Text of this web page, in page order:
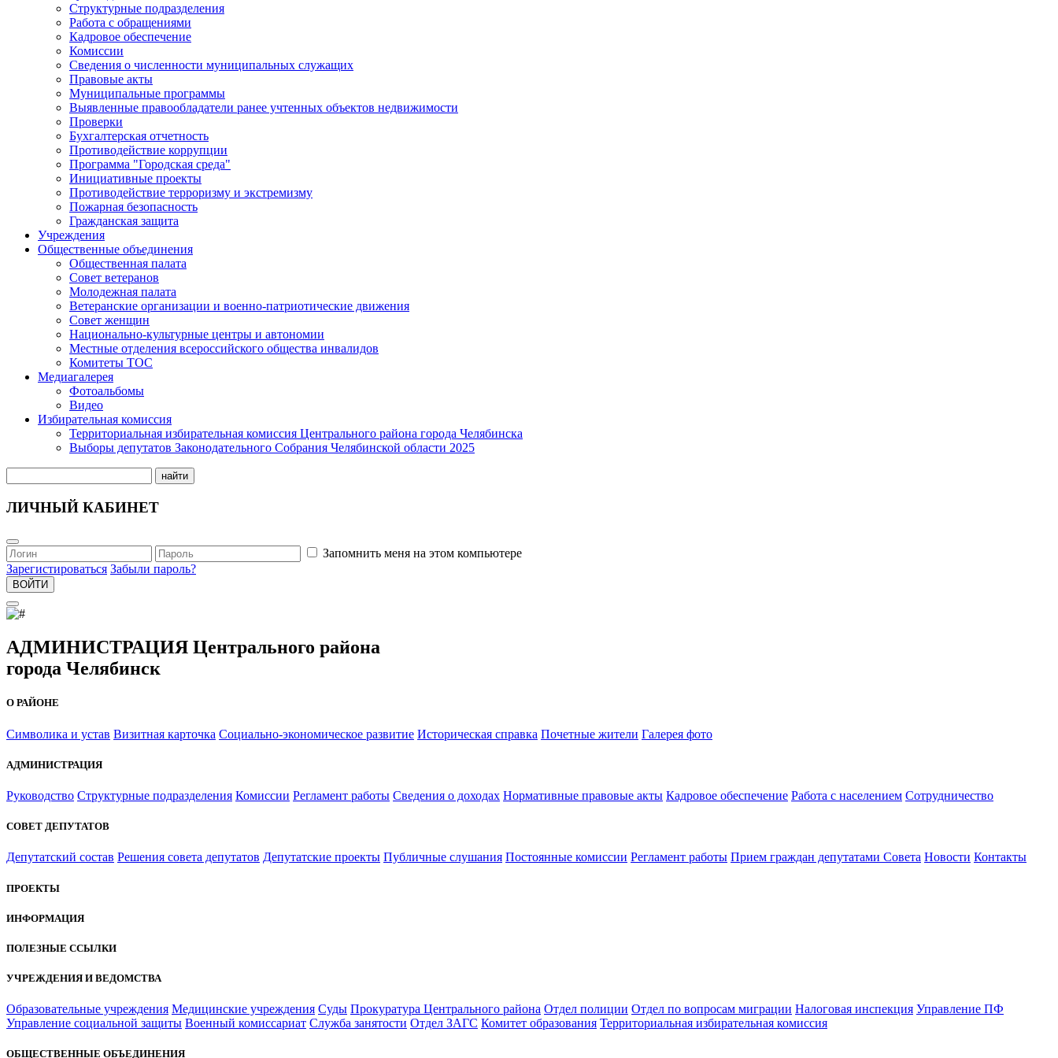
Структурные подразделения
Работа с обращениями
Кадровое обеспечение
Комиссии
Сведения о численности муниципальных служащих
Правовые акты
Муниципальные программы
Выявленные правообладатели ранее учтенных объектов недвижимости
Проверки
Бухгалтерская отчетность
Противодействие коррупции
Программа "Городская среда"
Инициативные проекты
Противодействие терроризму и экстремизму
Пожарная безопасность
Гражданская защита
Учреждения
Общественные объединения
Общественная палата
Совет ветеранов
Молодежная палата
Ветеранские организации и военно-патриотические движения
Совет женщин
Национально-культурные центры и автономии
Местные отделения всероссийского общества инвалидов
Комитеты ТОС
Медиагалерея
Фотоальбомы
Видео
Избирательная комиссия
Территориальная избирательная комиссия Центрального района города Челябинска
Выборы депутатов Законодательного Собрания Челябинской области 2025
найти
ЛИЧНЫЙ КАБИНЕТ
Запомнить меня на этом компьютере
Зарегистироваться Забыли пароль?
ВОЙТИ
АДМИНИСТРАЦИЯ Центрального района
города Челябинск
О РАЙОНЕ
Символика и устав Визитная карточка Социально-экономическое развитие Историческая справка Почетные жители Галерея фото
АДМИНИСТРАЦИЯ
Руководство Структурные подразделения Комиссии Регламент работы Сведения о доходах Нормативные правовые акты Кадровое обеспечение Работа с населением Сотрудничество
СОВЕТ ДЕПУТАТОВ
Депутатский состав Решения совета депутатов Депутатские проекты Публичные слушания Постоянные комиссии Регламент работы Прием граждан депутатами Совета Новости Контакты
ПРОЕКТЫ
ИНФОРМАЦИЯ
ПОЛЕЗНЫЕ ССЫЛКИ
УЧРЕЖДЕНИЯ И ВЕДОМСТВА
Образовательные учреждения Медицинские учреждения Суды Прокуратура Центрального района Отдел полиции Отдел по вопросам миграции Налоговая инспекция Управление ПФ
Управление социальной защиты Военный комиссариат Служба занятости Отдел ЗАГС Комитет образования Территориальная избирательная комиссия
ОБЩЕСТВЕННЫЕ ОБЪЕДИНЕНИЯ